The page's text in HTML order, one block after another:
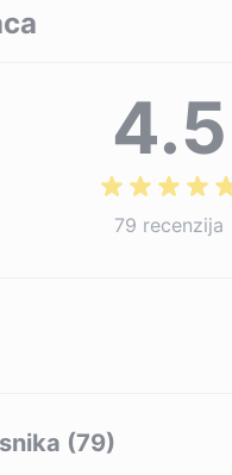
4.5
79 recenzija
(79)